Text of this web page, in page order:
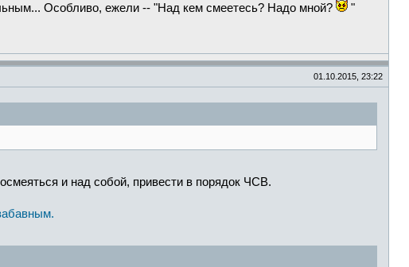
Особливо, ежели -- "Над кем смеетесь? Надо мной?
"
01.10.2015, 23:22
и над собой, привести в порядок ЧСВ.